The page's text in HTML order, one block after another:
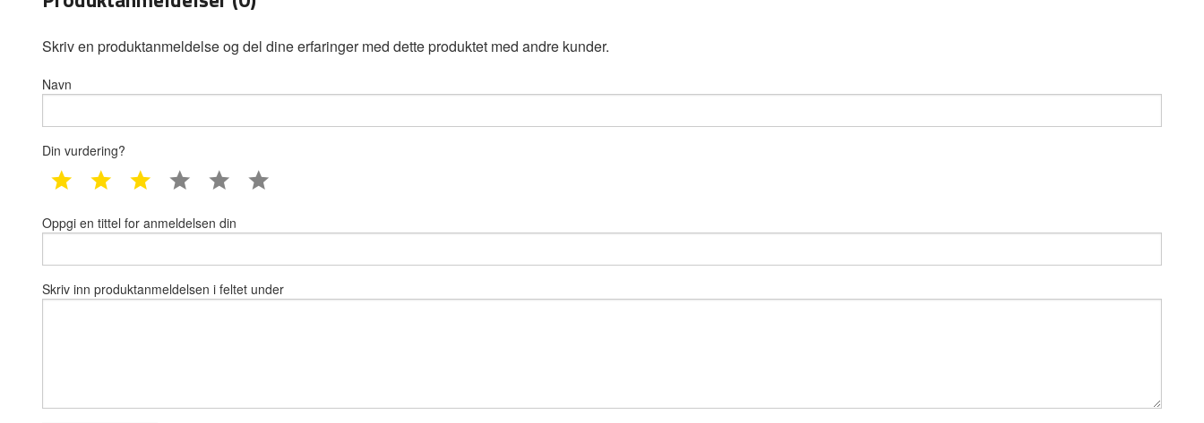
Skriv en produktanmeldelse og del dine erfaringer med dette produktet med andre kunder.
Navn
Din vurdering?
1 star 2 star 3 star 4 star 5 star
Oppgi en tittel for anmeldelsen din
Skriv inn produktanmeldelsen i feltet under